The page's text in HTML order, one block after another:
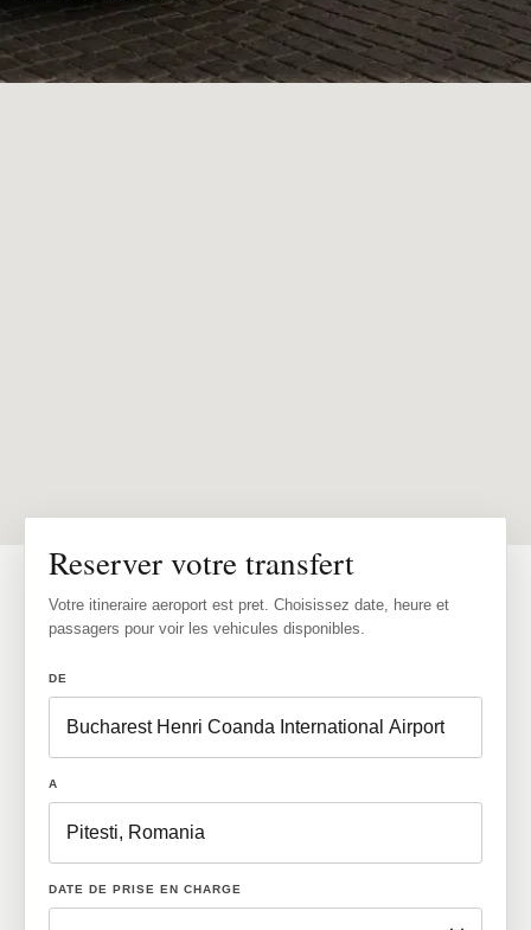
Reserver votre transfert
Votre itineraire aeroport est pret. Choisissez date, heure et
passagers pour voir les vehicules disponibles.
DE
A
DATE DE PRISE EN CHARGE